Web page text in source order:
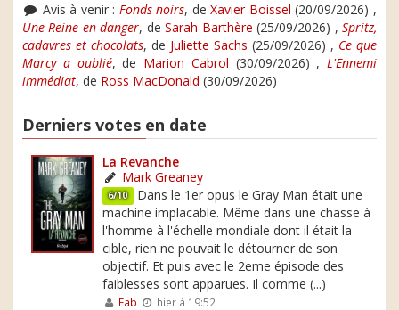
Avis à venir : Fonds noirs, deXavier Boissel (20/09/2026) ,
Une Reine en danger, deSarah Barthère (25/09/2026) ,Spritz,
cadavres et chocolats, de Juliette Sachs (25/09/2026) , Ce que
Marcy a oublié, de Marion Cabrol (30/09/2026) , L'Ennemi
immédiat, de Ross MacDonald (30/09/2026)
Derniers votes en date
La Revanche
Mark Greaney
6/10 Dans le 1er opus le Gray Man était une
machine implacable. Même dans une chasse à
l'homme à l'échelle mondiale dont il était la
cible, rien ne pouvait le détourner de son
objectif. Et puis avec le 2eme épisode des
faiblesses sont apparues. Il comme (...)
Fab hier à 19:52